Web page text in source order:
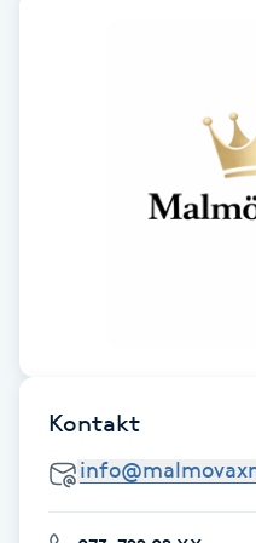
Fibromassage
FillersKontakt